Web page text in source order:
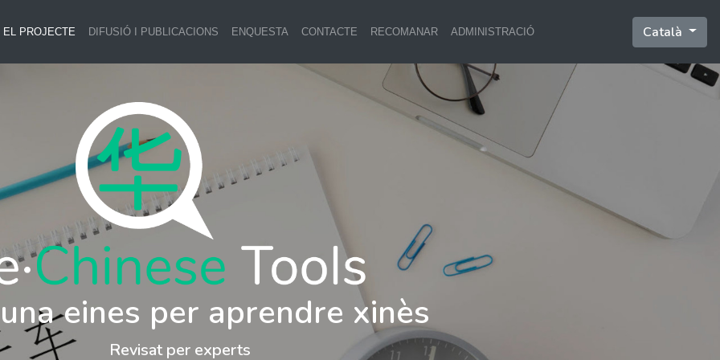
EL PROJECTE DIFUSIÓ I PUBLICACIONS ENQUESTA CONTACTE RECOMANAR ADMINISTRACIÓ Català
eines per aprendre xinès
Revisat per experts